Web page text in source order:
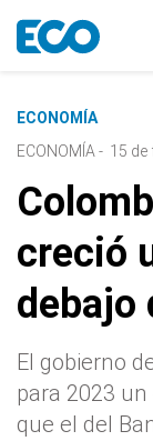
ECONOMÍA
ECONOMÍA - 15 de
creció
debajo
El gobierno
para 2023
que el del